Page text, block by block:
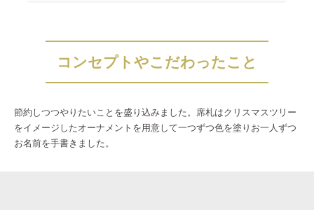
コンセプトやこだわったこと
節約しつつやりたいことを盛り込みました。席札はクリスマスツリー
をイメージしたオーナメントを用意して一つずつ色を塗りお一人ずつ
お名前を手書きました。